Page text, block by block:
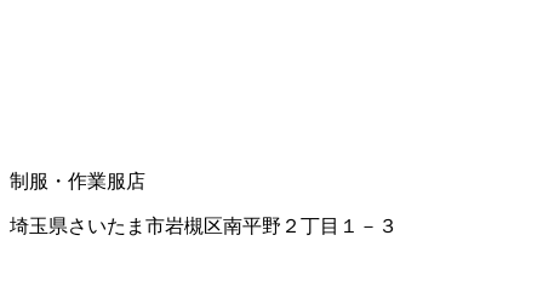
制服・作業服店
埼玉県さいたま市岩槻区南平野２丁目１－３